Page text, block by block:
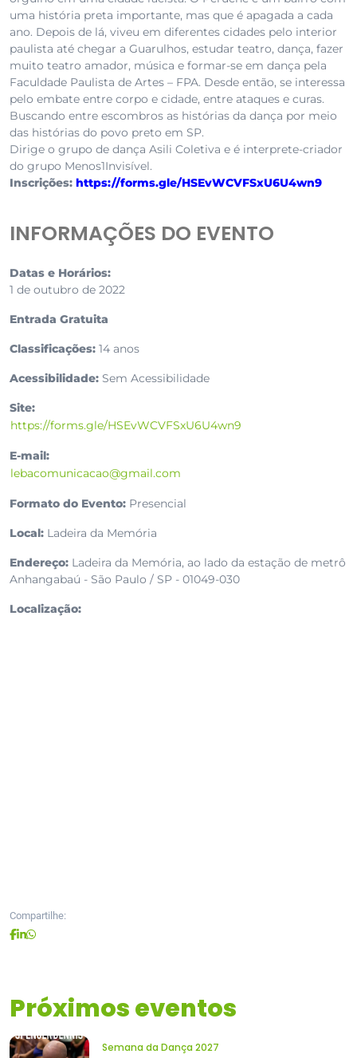
uma história preta importante, mas que é apagada a cada
ano. Depois de lá, viveu em diferentes cidades pelo interior
paulista até chegar a Guarulhos, estudar teatro, dança, fazer
muito teatro amador, música e formar-se em dança pela
Faculdade Paulista de Artes – FPA. Desde então, se interessa
pelo embate entre corpo e cidade, entre ataques e curas.
Buscando entre escombros as histórias da dança por meio
das histórias do povo preto em SP.
Dirige o grupo de dança Asili Coletiva e é interprete-criador
do grupo Menos1Invisível.
Inscrições: https://forms.gle/HSEvWCVFSxU6U4wn9
INFORMAÇÕES DO EVENTO
Datas e Horários:
1 de outubro de 2022
Entrada Gratuita
Classificações: 14 anos
Acessibilidade: Sem Acessibilidade
Site:
https://forms.gle/HSEvWCVFSxU6U4wn9
E-mail:
lebacomunicacao@gmail.com
Formato do Evento: Presencial
Local: Ladeira da Memória
Endereço: Ladeira da Memória, ao lado da estação de metrô
Anhangabaú - São Paulo / SP - 01049-030
Localização:
Compartilhe:
Próximos eventos
Semana da Dança 2027